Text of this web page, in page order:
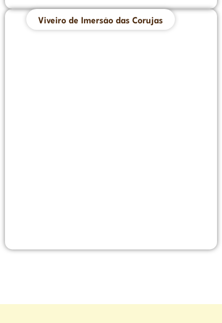
Viveiro de Imersão das Corujas